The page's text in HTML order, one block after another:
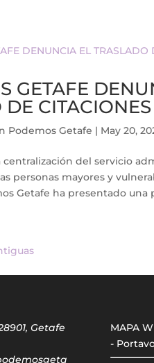
GETAFE
DE
Podemos Getafe | May 20,
centralización del servicio
personas mayores y
Getafe ha presentado una
Getafe
MAPA
-